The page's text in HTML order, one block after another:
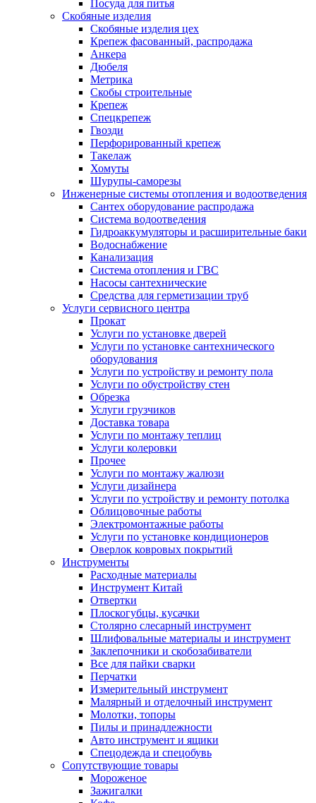
Посуда для питья
Скобяные изделия
Скобяные изделия цех
Крепеж фасованный, распродажа
Анкера
Дюбеля
Метрика
Скобы строительные
Крепеж
Спецкрепеж
Гвозди
Перфорированный крепеж
Такелаж
Хомуты
Шурупы-саморезы
Инженерные системы отопления и водоотведения
Сантех оборудование распродажа
Система водоотведения
Гидроаккумуляторы и расширительные баки
Водоснабжение
Канализация
Система отопления и ГВС
Насосы сантехнические
Средства для герметизации труб
Услуги сервисного центра
Прокат
Услуги по установке дверей
Услуги по установке сантехнического
оборудования
Услуги по устройству и ремонту пола
Услуги по обустройству стен
Обрезка
Услуги грузчиков
Доставка товара
Услуги по монтажу теплиц
Услуги колеровки
Прочее
Услуги по монтажу жалюзи
Услуги дизайнера
Услуги по устройству и ремонту потолка
Облицовочные работы
Электромонтажные работы
Услуги по установке кондиционеров
Оверлок ковровых покрытий
Инструменты
Расходные материалы
Инструмент Китай
Отвертки
Плоскогубцы, кусачки
Столярно слесарный инструмент
Шлифовальные материалы и инструмент
Заклепочники и скобозабиватели
Все для пайки сварки
Перчатки
Измерительный инструмент
Малярный и отделочный инструмент
Молотки, топоры
Пилы и принадлежности
Авто инструмент и ящики
Спецодежда и спецобувь
Сопутствующие товары
Мороженое
Зажигалки